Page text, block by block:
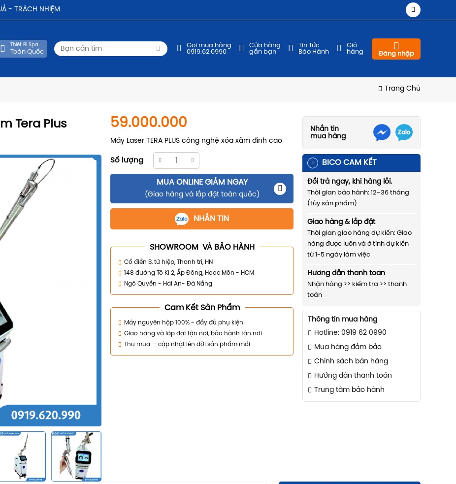
- TRÁCH NHIỆM
Thiết Bị Spa
Toàn Quốc
Gọi mua hàng
0919.62.0990
Cửa hàng
gần bạn
Tin Tức
Bảo Hành
Giỏ
hàng
Đăng nhập
Trang Chủ
Tera Plus
59.000.000
Máy Laser TERA PLUS công nghệ xóa xăm đỉnh cao
Số lượng
MUA ONLINE GIẢM NGAY
(Giao hàng và lắp đặt toàn quốc)
NHẮN TIN
SHOWROOM VÀ BẢO HÀNH
Cổ điển B, tứ hiệp, Thanh trì, HN
148 đường Tô Kí 2, Ấp Đông, Hooc Môn - HCM
Ngô Quyền - Hải An- Đà Nẵng
Cam Kết Sản Phẩm
Máy nguyên hộp 100% - đầy đủ phụ kiện
Giao hàng và lắp đặt tận nơi, bảo hành tận nơi
Thu mua - cập nhật lên đời sản phẩm mới
Nhắn tin
mua hàng
BICO CAM KẾT
Đổi trả ngay, khi hàng lỗi.
Thời gian bảo hành: 12–36 tháng
(tùy sản phẩm)
Giao hàng & lắp đặt
Thời gian giao hàng dự kiến: Giao
hàng được luôn và ở tình dự kiến
từ 1-5 ngày làm việc
Hướng dẫn thanh toán
Nhận hàng >> kiểm tra >> thanh
toán
Thông tin mua hàng
Hotline: 0919 62 0990
Mua hàng đảm bảo
Chính sách bán hàng
Hướng dẫn thanh toán
Trung tâm bảo hành